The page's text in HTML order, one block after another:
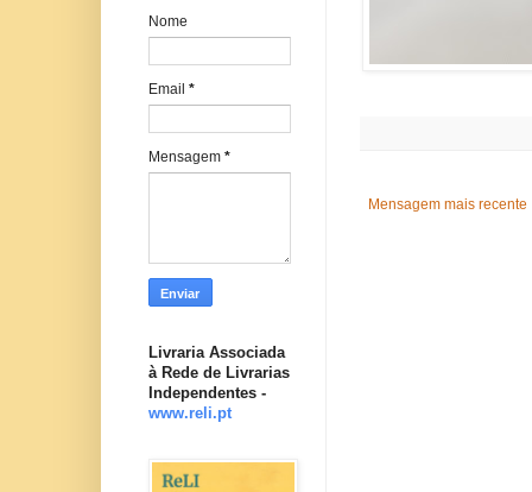
Mensagem mais recente
Nome
Email *
Mensagem *
Livraria Associada
à Rede de Livrarias
Independentes -
www.reli.pt